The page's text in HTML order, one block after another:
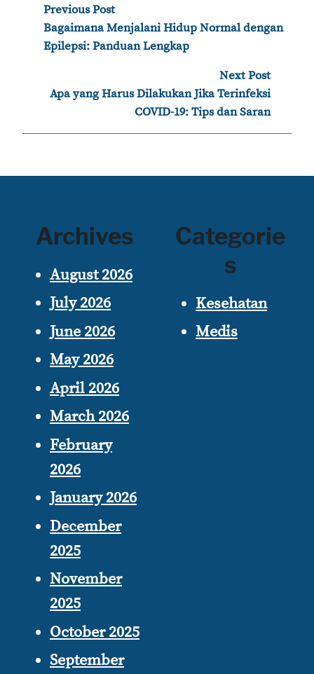
Post
navigation
Previous Post
Bagaimana Menjalani Hidup Normal dengan
Epilepsi: Panduan Lengkap
Next Post
Apa yang Harus Dilakukan Jika Terinfeksi
COVID-19: Tips dan Saran
Archives
August 2026
July 2026
June 2026
May 2026
April 2026
March 2026
February
2026
January 2026
December
2025
November
2025
October 2025
September
Categorie
s
Kesehatan
Medis